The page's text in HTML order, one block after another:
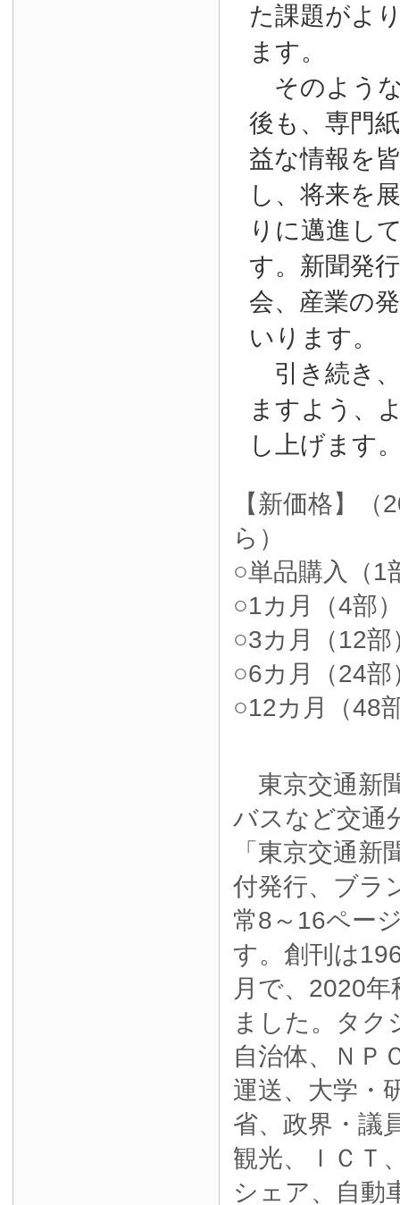
た課題がよ
ます。
そのよう
後も、専門
益な情報を
し、将来を
りに邁進し
す。新聞発
会、産業の
いります。
引き続き
ますよう、
し上げます
【新価格】
ら）
○単品購入（1
○1カ月（4部
○3カ月（12
○6カ月（24
○12カ月（48
東京交通新
バスなど交通
「東京交通新
付発行、ブラ
常8～16ペー
す。創刊は
月で、2020
ました。タク
自治体、ＮＰ
運送、大学・
省、政界・議
観光、ＩＣＴ
シェア、自動